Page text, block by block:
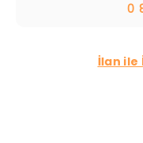
0
İlan ile